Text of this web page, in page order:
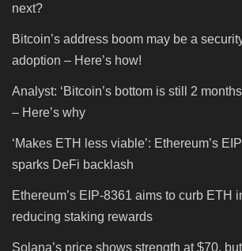
next?
Bitcoin’s address boom may be a
adoption – Here’s how!
Analyst: ‘Bitcoin’s bottom is still 2
– Here’s why
‘Makes ETH less viable’: Ethereum’s
sparks DeFi backlash
Ethereum’s EIP-8361 aims to curb ETH
reducing staking rewards
Solana’s price shows strength at $70,